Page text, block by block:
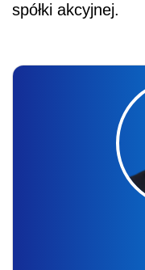
spółki akcyjnej.